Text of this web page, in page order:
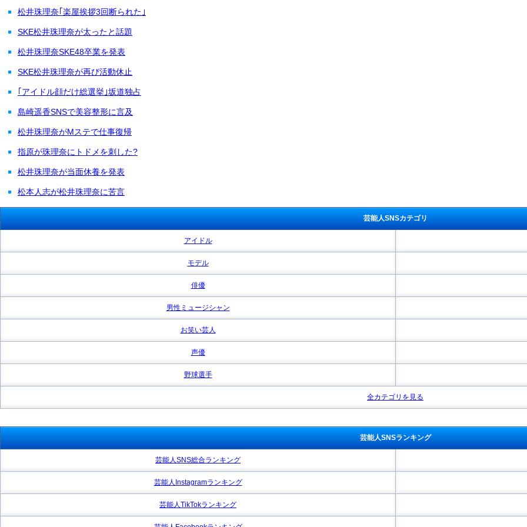
松井珠理奈｢楽屋挨拶3回断られた｣
SKE松井珠理奈が太ったと話題
松井珠理奈SKE48卒業を発表
SKE松井珠理奈が再び活動休止
｢アイドル顔だけ総選挙｣坂道独占
島崎遥香SNSで美容整形に言及
松井珠理奈がMステで仕事復帰
指原が珠理奈にトドメを刺した?
松井珠理奈が当面休養を発表
松本人志が松井珠理奈に苦言
芸能人SNSカテゴリ
アイドル
モデル
俳優
男性ミュージシャン
お笑い芸人
声優
野球選手
全カテゴリを見る
芸能人SNSランキング
芸能人SNS総合ランキング
芸能人Instagramランキング
芸能人TikTokランキング